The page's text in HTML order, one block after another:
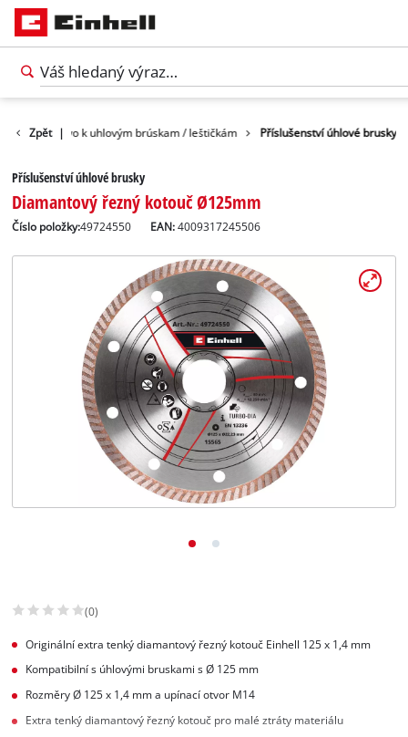
Slovenský
Zpět |
Príslušenstvo k uhlovým brúskam / leštičkám Příslušenství úhlové brusky
Příslušenství úhlové brusky
Diamantový řezný kotouč Ø125mm
Číslo položky:49724550 EAN:4009317245506
(0)
Originální extra tenký diamantový řezný kotouč Einhell 125 x 1,4 mm
Kompatibilní s úhlovými bruskami s Ø 125 mm
Rozměry Ø 125 x 1,4 mm a upínací otvor M14
Extra tenký diamantový řezný kotouč pro malé ztráty materiálu